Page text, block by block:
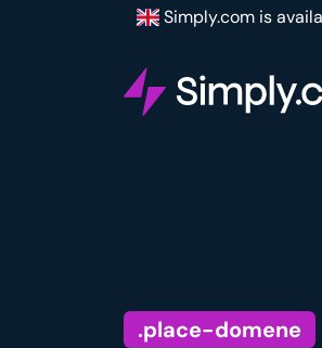
Simply.com is
.place-domene